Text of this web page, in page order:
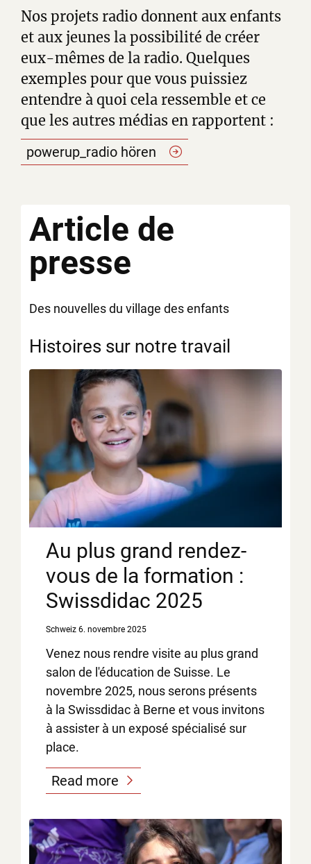
Nos projets radio donnent aux enfants
et aux jeunes la possibilité de créer
eux-mêmes de la radio. Quelques
exemples pour que vous puissiez
entendre à quoi cela ressemble et ce
que les autres médias en rapportent :
powerup_radio hören
Article de
presse
Des nouvelles du village des enfants
Histoires sur notre travail
Au plus grand rendez-
vous de la formation :
Swissdidac 2025
6. novembre 2025
Schweiz
Venez nous rendre visite au plus grand
salon de l'éducation de Suisse. Le
novembre 2025, nous serons présents
à la Swissdidac à Berne et vous invitons
à assister à un exposé spécialisé sur
place.
Read more